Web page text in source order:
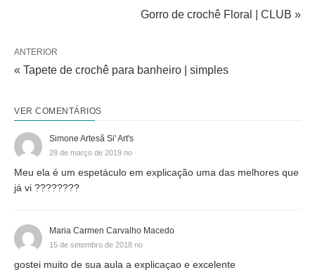
Gorro de crochê Floral | CLUB »
ANTERIOR
« Tapete de crochê para banheiro | simples
VER COMENTÁRIOS
Simone Artesã Si' Art's
28 de março de 2019 no
Meu ela é um espetáculo em explicação uma das melhores que
já vi ????????
Maria Carmen Carvalho Macedo
15 de setembro de 2018 no
gostei muito de sua aula a explicaçao e excelente